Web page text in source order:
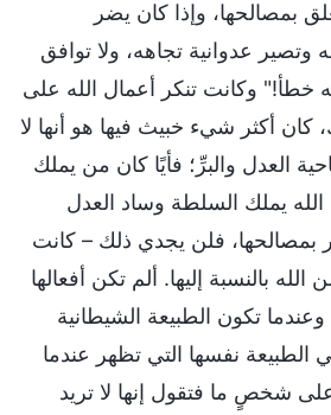
بمصالحها، وإذا كان يضر
وتصير عدوانية تجاهه، ولا توافق
خطأ!" وكانت تنكر أعمال الله على
كان أكثر شيء خبيث فيها هو أنها لا
العدل والبرِّ؛ فأيًا كان من يملك
يملك السلطة وساد العدل
بمصالحها، فلن يجدي ذلك – كانت
بالنسبة إليها. ألم تكن أفعالها
تكون الطبيعة الشيطانية
نفسها التي تظهر عندما
شخصٍ ما فتقول إنها لا تريد